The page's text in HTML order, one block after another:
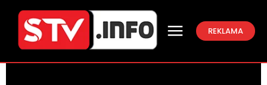
REKLAMA